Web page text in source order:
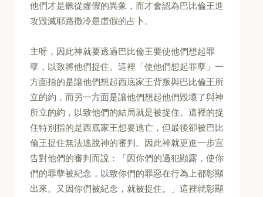
他們才是聽從虛假的異象，而才會認為巴比倫王進
攻毀滅耶路撒冷是虛假的占卜。
主呀，因此神就要透過巴比倫王要使他們想起罪
孽，以致將他們捉住。這裡「使他們想起罪孽」一
方面指的是讓他們想起西底家王背叛與巴比倫王所
立的約，而另一方面是讓他們想起他們毀壞了與神
所立的約，以致他們的結局就是被捉住。這裡的捉
住特別指的是西底家王想要逃亡，但最後卻被巴比
倫王捉住無法逃脫神的審判。因此神就更進一步宣
告對他們的審判而說：「因你們的過犯顯露，使你
們的罪孽被紀念，以致你們的罪惡在行為上都彰顯
出來。又因你們被紀念，就被捉住。」這裡就彰顯